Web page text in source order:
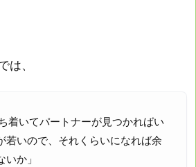
は、
着いてパートナーが見つかればい
若いので、それくらいになれば余
か」